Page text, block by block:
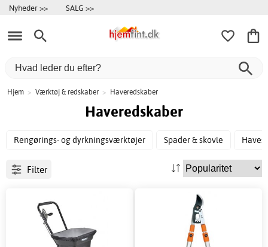
Nyheder >> SALG >>
Hjem > Værktøj & redskaber > Haveredskaber
Haveredskaber
Rengørings- og dyrkningsværktøjer Spader & skovle
Filter